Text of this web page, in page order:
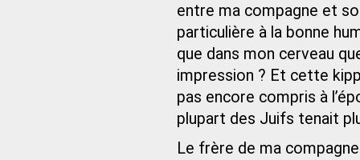
entre ma compagne et
particulière à la bonne
que dans mon cerveau
impression ? Et cette
pas encore compris à
plupart des Juifs tenait
Le frère de ma